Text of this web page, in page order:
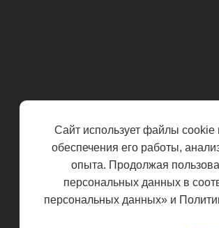
Сайт использует файлы cookie
обеспечения его работы,
опыта. Продолжая
персональных данных в
персональных данных» и